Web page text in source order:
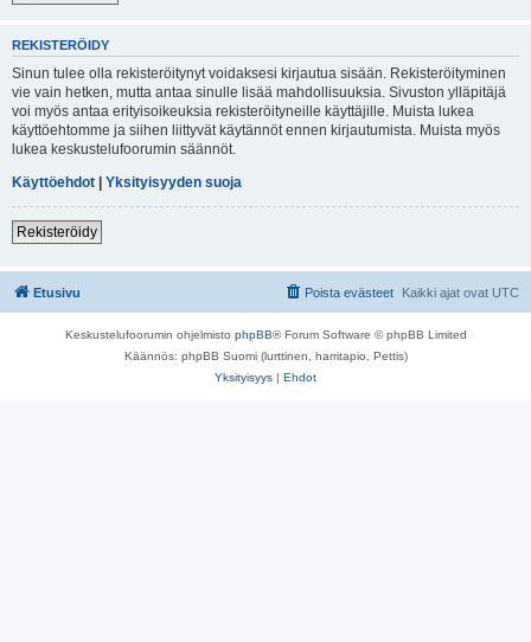
REKISTERÖIDY
Sinun tulee olla rekisteröitynyt voidaksesi kirjautua sisään. Rekisteröityminen
vie vain hetken, mutta antaa sinulle lisää mahdollisuuksia. Sivuston ylläpitäjä
voi myös antaa erityisoikeuksia rekisteröityneille käyttäjille. Muista lukea
käyttöehtomme ja siihen liittyvät käytännöt ennen kirjautumista. Muista myös
lukea keskustelufoorumin säännöt.
Käyttöehdot | Yksityisyyden suoja
Rekisteröidy
Etusivu Kaikki ajat ovat UTC
Poista evästeet
Keskustelufoorumin ohjelmisto phpBB® Forum Software © phpBB Limited
Käännös: phpBB Suomi (lurttinen, harritapio, Pettis)
Yksityisyys | Ehdot